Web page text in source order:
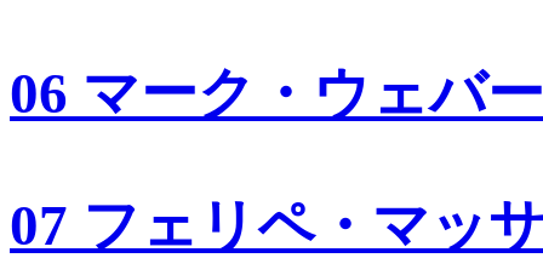
06 マーク・ウェバー
07 フェリペ・マッ